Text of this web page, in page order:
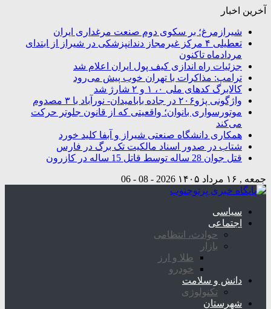
آخرین اخبار
شیرازمرغ؛ بر سکوی دوم صنعت مرغداری ایران
تعطیلی ۴ مرکز غیرمجاز دندانپزشکی در شیراز از ابتدای
مردادماه تاکنون
جزئیات راه اندازی کیف پول ایران اعلام شد
ترامپ: مذاکرات با تهران خوب پیش می‌رود
کالابرگ کدهای ملی ۰، ۱ و ۲ شارژ شد
واژگونی پژو۲۰۶ در جاده بابامیدان- نورآباد با ۳ مصدوم
موتورسواری بانوان؛ واقعیتی که از قانون جلوتر حرکت
می‌کند
همکاری دانشگاه صنعتی شیراز و آبفا کلید خورد
شتاب در صدور اسناد مالکیت تک برگ در فارس
قتل جوان 28 ساله توسط قاتل 15 ساله در کازرون
جمعه , ۱۶ مرداد ۱۴۰۵ 2026 - 08 - 06
سیاسی
اجتماعی
حوادث، انتظامی
بازار
طلا و ارز
خودرو
دانش و سلامت
تکنولوژی
شهرستان